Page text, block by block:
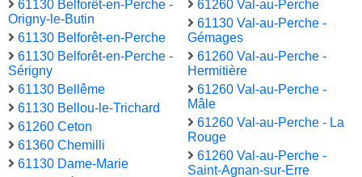
61130 Belforêt-en-Perche -
Origny-le-Butin
61130 Belforêt-en-Perche
61130 Belforêt-en-Perche -
Sérigny
61130 Bellême
61130 Bellou-le-Trichard
61260 Ceton
61360 Chemilli
61130 Dame-Marie
61260 Val-au-Perche
61130 Val-au-Perche -
Gémages
61260 Val-au-Perche -
Hermitière
61260 Val-au-Perche -
Mâle
61260 Val-au-Perche - La
Rouge
61260 Val-au-Perche -
Saint-Agnan-sur-Erre